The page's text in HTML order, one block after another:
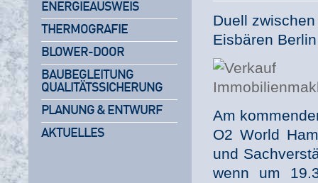
Duell
Eisbären Berlin
Am
O2 World
und
wenn um
ENERGIEAUSWEIS
THERMOGRAFIE
BLOWER-DOOR
BAUBEGLEITUNG
QUALITÄTSSICHERUNG
PLANUNG & ENTWURF
AKTUELLES